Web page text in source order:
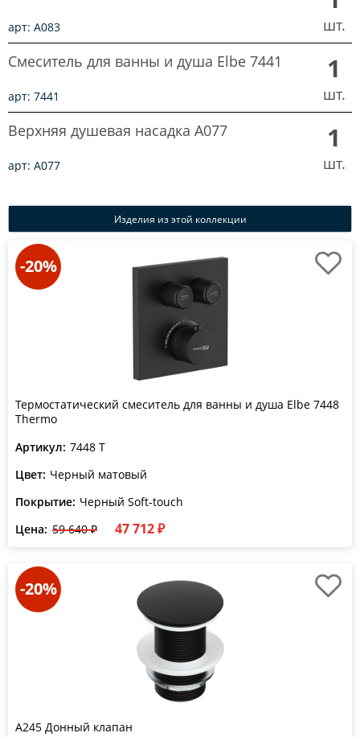
арт: A083
шт.
Смеситель для ванны и душа Elbe 7441
арт: 7441
1
шт.
Верхняя душевая насадка A077
арт: A077
1
шт.
Изделия из этой коллекции
-20%
Термостатический смеситель для ванны и душа Elbe 7448
Thermo
Артикул: 7448 T
Цвет: Черный матовый
Покрытие: Черный Soft-touch
Цена: 59 640 ₽ 47 712 ₽
-20%
A245 Донный клапан